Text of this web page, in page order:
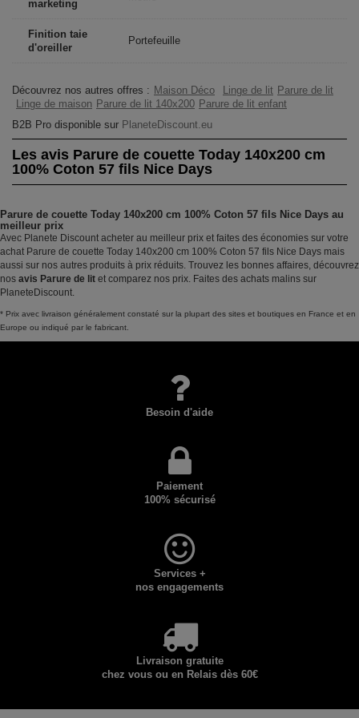
marketing
Finition taie
d'oreiller
Portefeuille
Découvrez nos autres offres : Maison Déco Linge de lit Parure de lit
Linge de maison Parure de lit 140x200 Parure de lit enfant
B2B Pro disponible sur PlaneteDiscount.eu
Les avis Parure de couette Today 140x200 cm
100% Coton 57 fils Nice Days
Parure de couette Today 140x200 cm 100% Coton 57 fils Nice Days au
meilleur prix
Avec Planete Discount acheter au meilleur prix et faites des économies sur votre
achat Parure de couette Today 140x200 cm 100% Coton 57 fils Nice Days mais
aussi sur nos autres produits à prix réduits. Trouvez les bonnes affaires, découvrez
nos avis Parure de lit et comparez nos prix. Faites des achats malins sur
PlaneteDiscount.
* Prix avec livraison généralement constaté sur la plupart des sites et boutiques en France et en
Europe ou indiqué par le fabricant.
Besoin d'aide
Paiement
100% sécurisé
Services +
nos engagements
Livraison gratuite
chez vous ou en Relais dès 60€